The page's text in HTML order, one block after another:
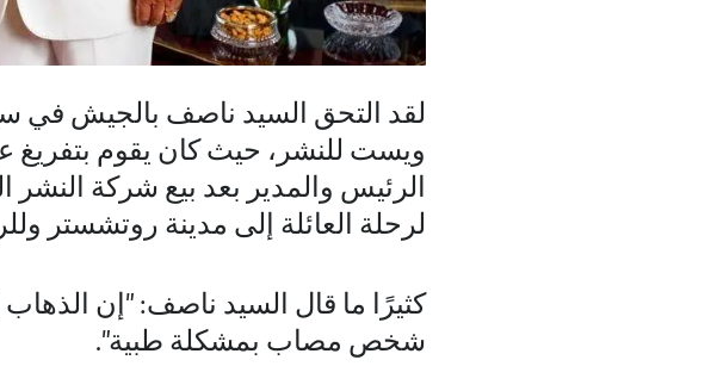
ويست للنشر، حيث كان يقوم بتفريغ
الرئيس والمدير بعد بيع شركة
لرحلة العائلة إلى مدينة روتشستر
كثيرًا ما قال السيد ناصف: "إن
شخص مصاب بمشكلة طبية".